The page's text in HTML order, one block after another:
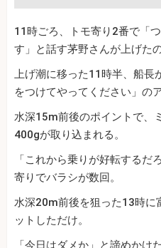
11時ごろ、トモ寄り2番で「
す」と話す茅野さんが上げた
上げ潮に移った11時半、船長
をつけてやってください」の
水深15m前後のポイントで、
400gが取り込まれる。
「これから乗りが好転するだ
寄りでバラシが数回。
水深20m前後を狙った13時
ットしただけ。
「今日はダメか」と諦めかけ